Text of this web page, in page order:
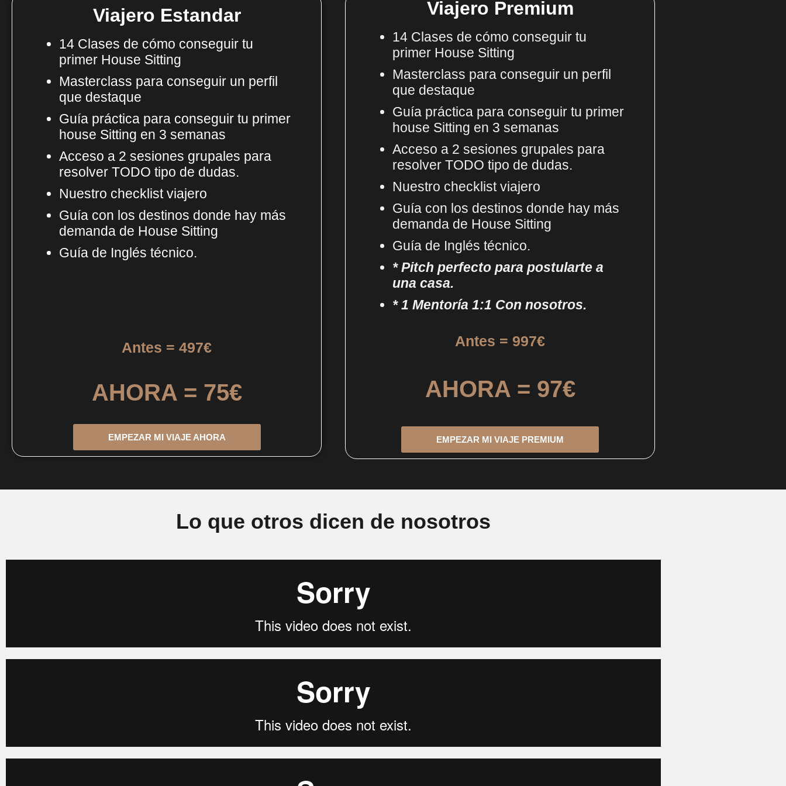
Viajero Estandar
14 Clases de cómo conseguir tu
primer House Sitting
Masterclass para conseguir un perfil
que destaque
Guía práctica para conseguir tu primer
house Sitting en 3 semanas
Acceso a 2 sesiones grupales para
resolver TODO tipo de dudas.
Nuestro checklist viajero
Guía con los destinos donde hay más
demanda de House Sitting
Guía de Inglés técnico.
Antes = 497€
AHORA = 75€
EMPEZAR MI VIAJE AHORA
Viajero Premium
14 Clases de cómo conseguir tu
primer House Sitting
Masterclass para conseguir un perfil
que destaque
Guía práctica para conseguir tu primer
house Sitting en 3 semanas
Acceso a 2 sesiones grupales para
resolver TODO tipo de dudas.
Nuestro checklist viajero
Guía con los destinos donde hay más
demanda de House Sitting
Guía de Inglés técnico.
* Pitch perfecto para postularte a
una casa.
* 1 Mentoría 1:1 Con nosotros.
Antes = 997€
AHORA = 97€
EMPEZAR MI VIAJE PREMIUM
Lo que otros dicen de nosotros